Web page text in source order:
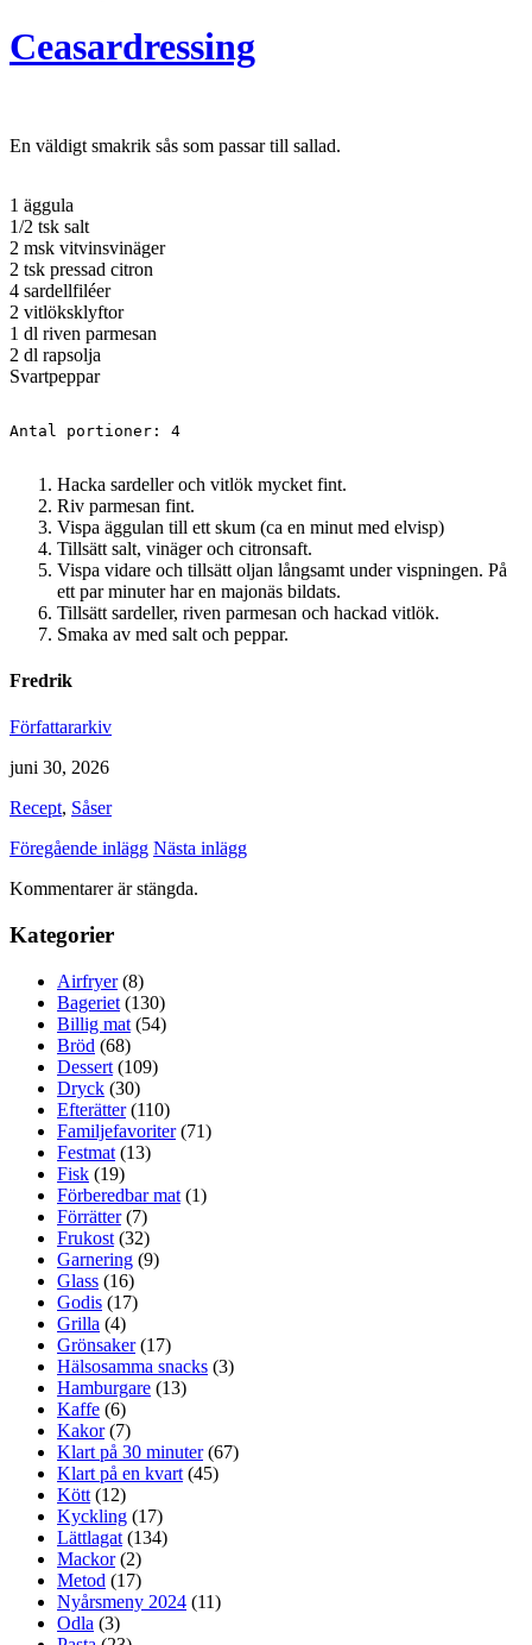
Ceasardressing
En väldigt smakrik sås som passar till sallad.
1 äggula
1/2 tsk salt
2 msk vitvinsvinäger
2 tsk pressad citron
4 sardellfiléer
2 vitlöksklyftor
1 dl riven parmesan
2 dl rapsolja
Svartpeppar
Antal portioner: 4
Hacka sardeller och vitlök mycket fint.
Riv parmesan fint.
Vispa äggulan till ett skum (ca en minut med elvisp)
Tillsätt salt, vinäger och citronsaft.
Vispa vidare och tillsätt oljan långsamt under vispningen. På
ett par minuter har en majonäs bildats.
Tillsätt sardeller, riven parmesan och hackad vitlök.
Smaka av med salt och peppar.
Fredrik
Författararkiv
juni 30, 2026
Recept, Såser
Föregående inlägg Nästa inlägg
Kommentarer är stängda.
Kategorier
Airfryer(8)
Bageriet (130)
Billig mat (54)
Bröd (68)
Dessert (109)
Dryck (30)
Efterätter(110)
Familjefavoriter(71)
Festmat (13)
Fisk (19)
Förberedbar mat (1)
Förrätter(7)
Frukost (32)
Garnering (9)
Glass (16)
Godis (17)
Grilla (4)
Grönsaker(17)
Hälsosamma snacks (3)
Hamburgare (13)
Kaffe (6)
Kakor(7)
Klart på 30 minuter(67)
Klart på en kvart (45)
Kött (12)
Kyckling (17)
Lättlagat (134)
Mackor(2)
Metod (17)
Nyårsmeny 2024 (11)
Odla (3)